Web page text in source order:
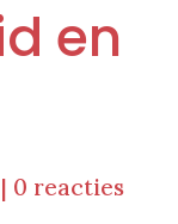
en
| 0 reacties